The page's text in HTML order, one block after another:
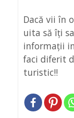
Dacă vii în
uita să îți
informații
faci diferit
turistic!!